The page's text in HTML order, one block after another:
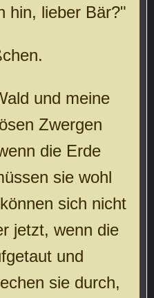
hin, lieber Bär?"
und meine
Zwergen
die Erde
sie wohl
sich nicht
jetzt, wenn die
und
sie durch,